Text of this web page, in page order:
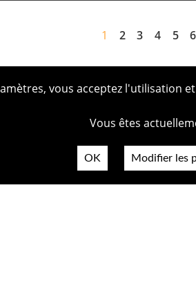
1 2 3 4 5 6
vous acceptez l'utilisation
Vous êtes
OK Modifier les